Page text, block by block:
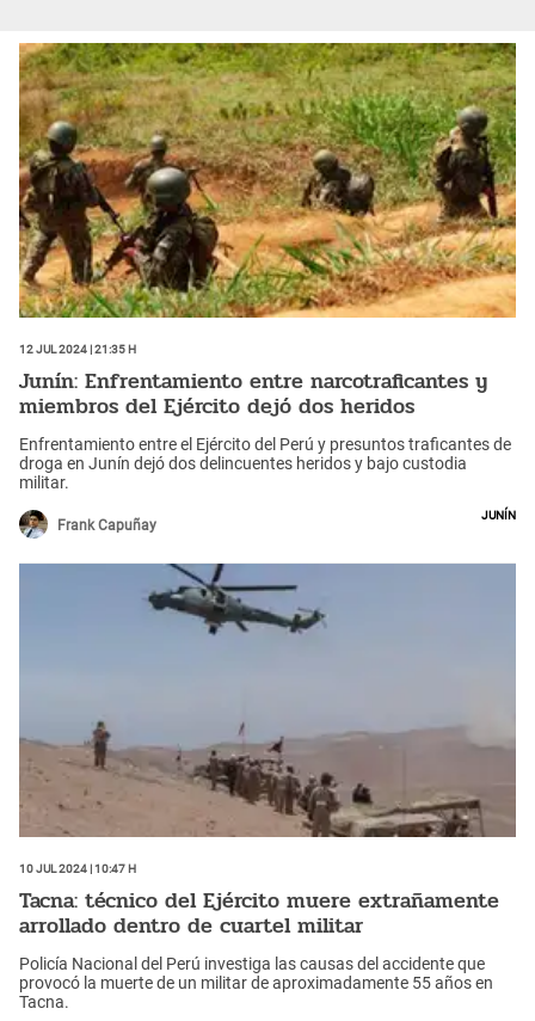
12 Jul 2024 | 21:35 h
Junín: Enfrentamiento entre narcotraficantes y
miembros del Ejército dejó dos heridos
Enfrentamiento entre el Ejército del Perú y presuntos traficantes de
droga en Junín dejó dos delincuentes heridos y bajo custodia
militar.
Frank Capuñay
Junín
10 Jul 2024 | 10:47 h
Tacna: técnico del Ejército muere extrañamente
arrollado dentro de cuartel militar
Policía Nacional del Perú investiga las causas del accidente que
provocó la muerte de un militar de aproximadamente 55 años en
Tacna.